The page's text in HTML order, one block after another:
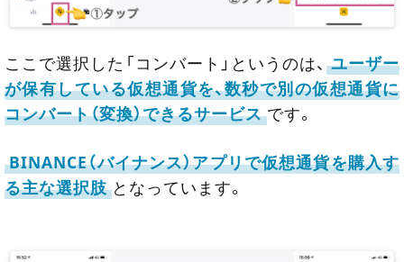
ここで選択した「コンバート」というのは、 ユーザー
が保有している仮想通貨を、数秒で別の仮想通貨に
コンバート（変換）できるサービス です。
BINANCE（バイナンス）アプリで仮想通貨を購入す
る主な選択肢 となっています。